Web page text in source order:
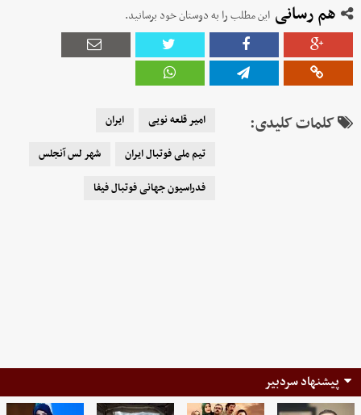
هم رسانی این مطلب را به دوستان خود برسانید.
کلمات کلیدی: امیر قلعه نویی
ایران
تیم ملی فوتبال ایران
شهر لس آنجلس
فدراسیون جهانی فوتبال فیفا
پیشنهاد سردبیر